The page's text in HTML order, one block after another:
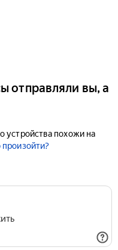
отправляли вы, а
устройства похожи на